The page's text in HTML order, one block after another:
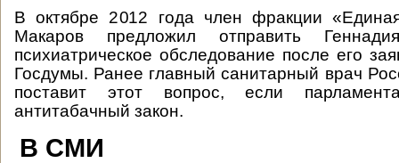
В октябре 2012 года член фракции
Макаров предложил отправить
психиатрическое обследование после его
Госдумы. Ранее главный санитарный врач
поставит этот вопрос, если
антитабачный закон.
В СМИ